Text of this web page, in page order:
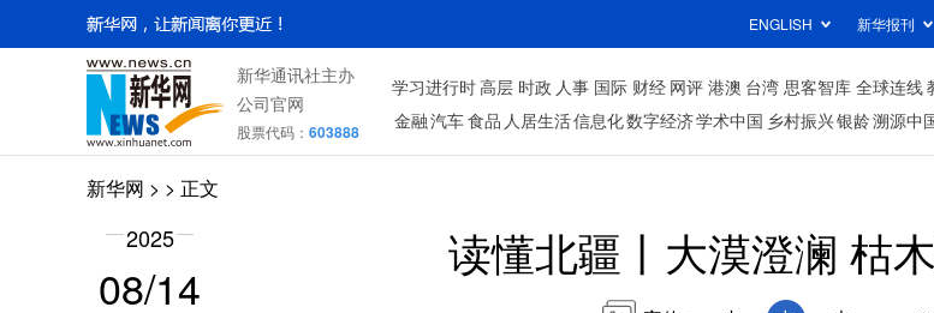
ENGLISH 新华报刊
新华通讯社主办
公司官网
股票代码： 603888
学习进行时高层 时政 人事 国际 财经 网评 港澳 台湾 思客智库 全球连线
金融汽车食品 人居生活信息化数字经济学术中国 乡村振兴银龄溯源中
新华网 > > 正文
2025
08/14
读懂北疆丨大漠澄澜 枯